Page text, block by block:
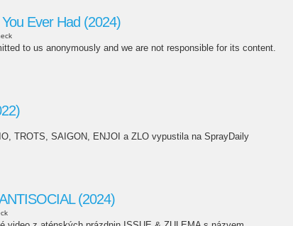
Ever Had (2024)
to us anonymously and we are not responsible for its content.
TROTS, SAIGON, ENJOI a ZLO vypustila na SprayDaily
(2024)